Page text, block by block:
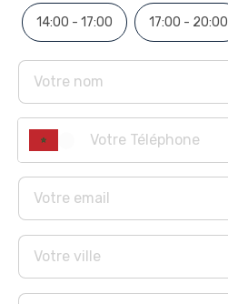
14:00 - 17:00 17:00 - 20:00